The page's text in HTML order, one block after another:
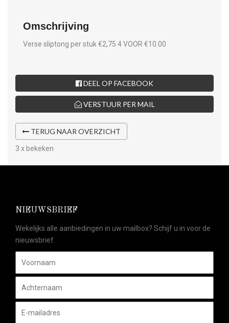
Omschrijving
Verse sliptong per stuk €2,75 4 VOOR €10.00
DEEL OP FACEBOOK
VERSTUUR PER MAIL
TERUG NAAR OVERZICHT
3 x bekeken
NIEUWSBRIEF
Wekelijks alle aanbiedingen in uw mailbox? Schijf u in voor de
nieuwsbrief.